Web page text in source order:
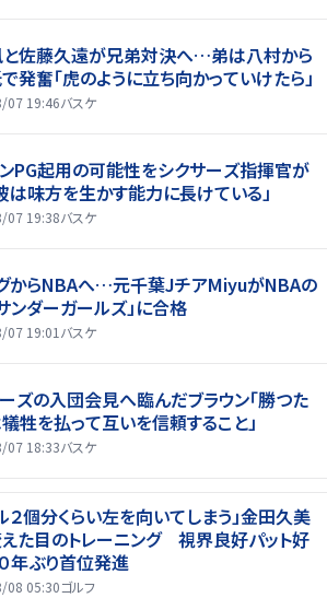
佐藤久遠が兄弟対決へ…弟は八村から
発奮「虎のように立ち向かっていけたら」
07 19:46バスケ
PG起用の可能性をシクサーズ指揮官が
は味方を生かす能力に長けている」
07 19:38バスケ
からNBAへ…元千葉JチアMiyuがNBAの
ンダーガールズ」に合格
07 19:01 バスケ
ズの入団会見へ臨んだブラウン「勝つた
牲を払って互いを信頼すること」
07 18:33バスケ
２個分くらい左を向いてしまう」金田久美
た目のトレーニング 視界良好パット好
年ぶり首位発進
08 05:30ゴルフ